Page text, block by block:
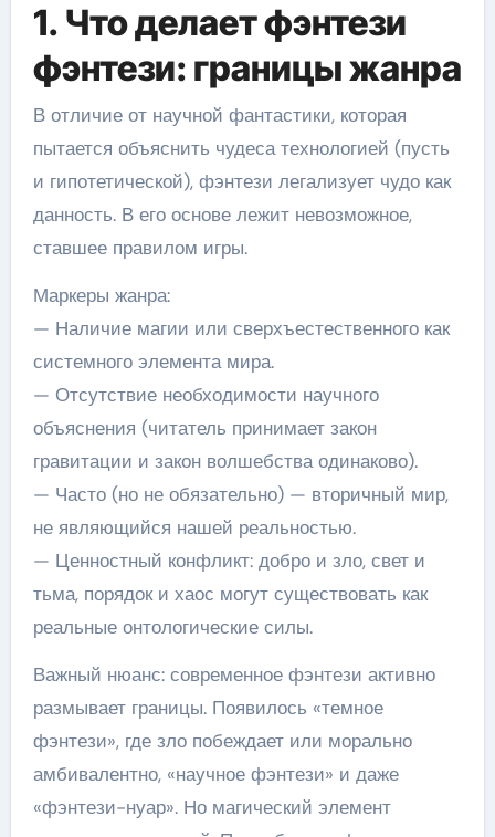
1. Что делает фэнтези
фэнтези: границы жанра
В отличие от научной фантастики, которая
пытается объяснить чудеса технологией (пусть
и гипотетической), фэнтези легализует чудо как
данность. В его основе лежит невозможное,
ставшее правилом игры.
Маркеры жанра:
— Наличие магии или сверхъестественного как
системного элемента мира.
— Отсутствие необходимости научного
объяснения (читатель принимает закон
гравитации и закон волшебства одинаково).
— Часто (но не обязательно) — вторичный мир,
не являющийся нашей реальностью.
— Ценностный конфликт: добро и зло, свет и
тьма, порядок и хаос могут существовать как
реальные онтологические силы.
Важный нюанс: современное фэнтези активно
размывает границы. Появилось «темное
фэнтези», где зло побеждает или морально
амбивалентно, «научное фэнтези» и даже
«фэнтези-нуар». Но магический элемент